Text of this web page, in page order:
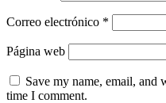
Correo electrónico *
Página web
Save my name, email, and
time I comment.